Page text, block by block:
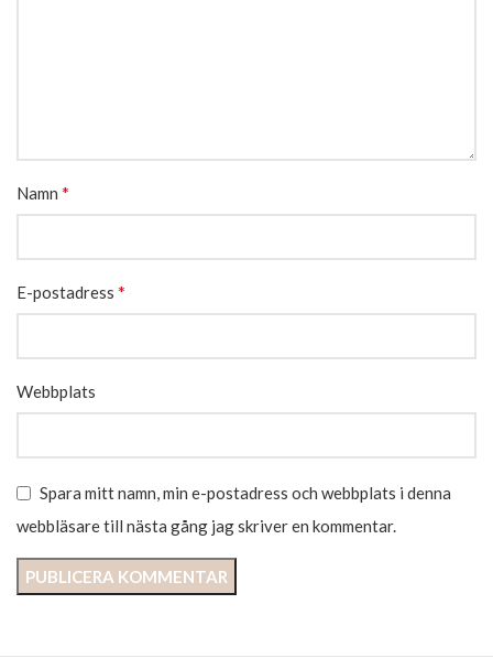
Namn *
E-postadress *
Webbplats
Spara mitt namn, min e-postadress och webbplats i denna
webbläsare till nästa gång jag skriver en kommentar.